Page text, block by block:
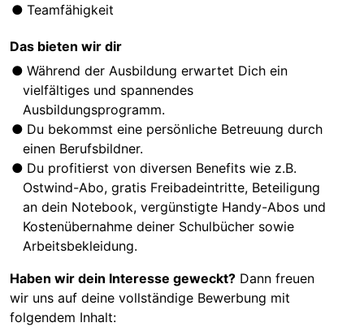
Teamfähigkeit
Das bieten wir dir
Während der Ausbildung erwartet Dich ein
vielfältiges und spannendes
Ausbildungsprogramm.
Du bekommst eine persönliche Betreuung durch
einen Berufsbildner.
Du profitierst von diversen Benefits wie z.B.
Ostwind-Abo, gratis Freibadeintritte, Beteiligung
an dein Notebook, vergünstigte Handy-Abos und
Kostenübernahme deiner Schulbücher sowie
Arbeitsbekleidung.
Haben wir dein Interesse geweckt? Dann freuen
wir uns auf deine vollständige Bewerbung mit
folgendem Inhalt: